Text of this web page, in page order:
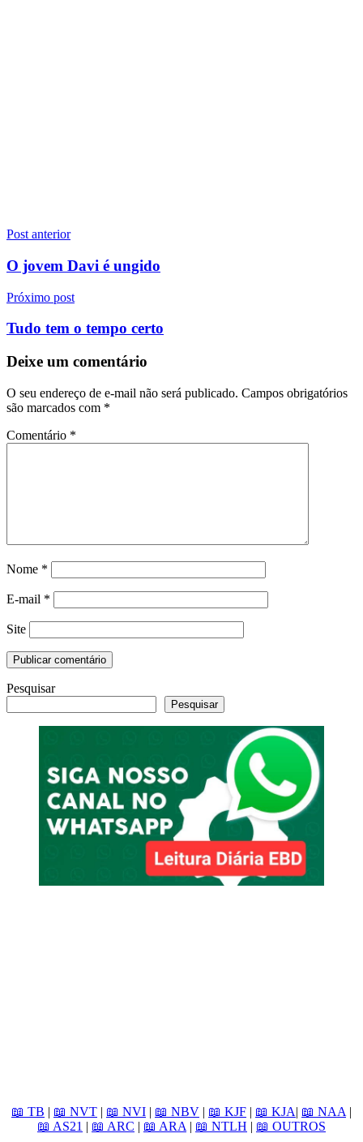
Navegação
de
Post
Post anterior
O jovem Davi é ungido
Próximo post
Tudo tem o tempo certo
Deixe um comentário
O seu endereço de e-mail não será publicado. Campos obrigatórios
são marcados com *
Comentário *
Nome *
E-mail *
Site
Pesquisar
Pesquisar
📖 TB | 📖 NVT | 📖 NVI | 📖 NBV | 📖 KJF | 📖 KJA| 📖 NAA |
📖 AS21 | 📖 ARC | 📖 ARA | 📖 NTLH | 📖 OUTROS